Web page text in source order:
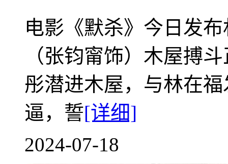
电影《默杀》今日发
（张钧甯饰）木屋搏
彤潜进木屋，与林在
逼，誓[详细]
2024-07-18